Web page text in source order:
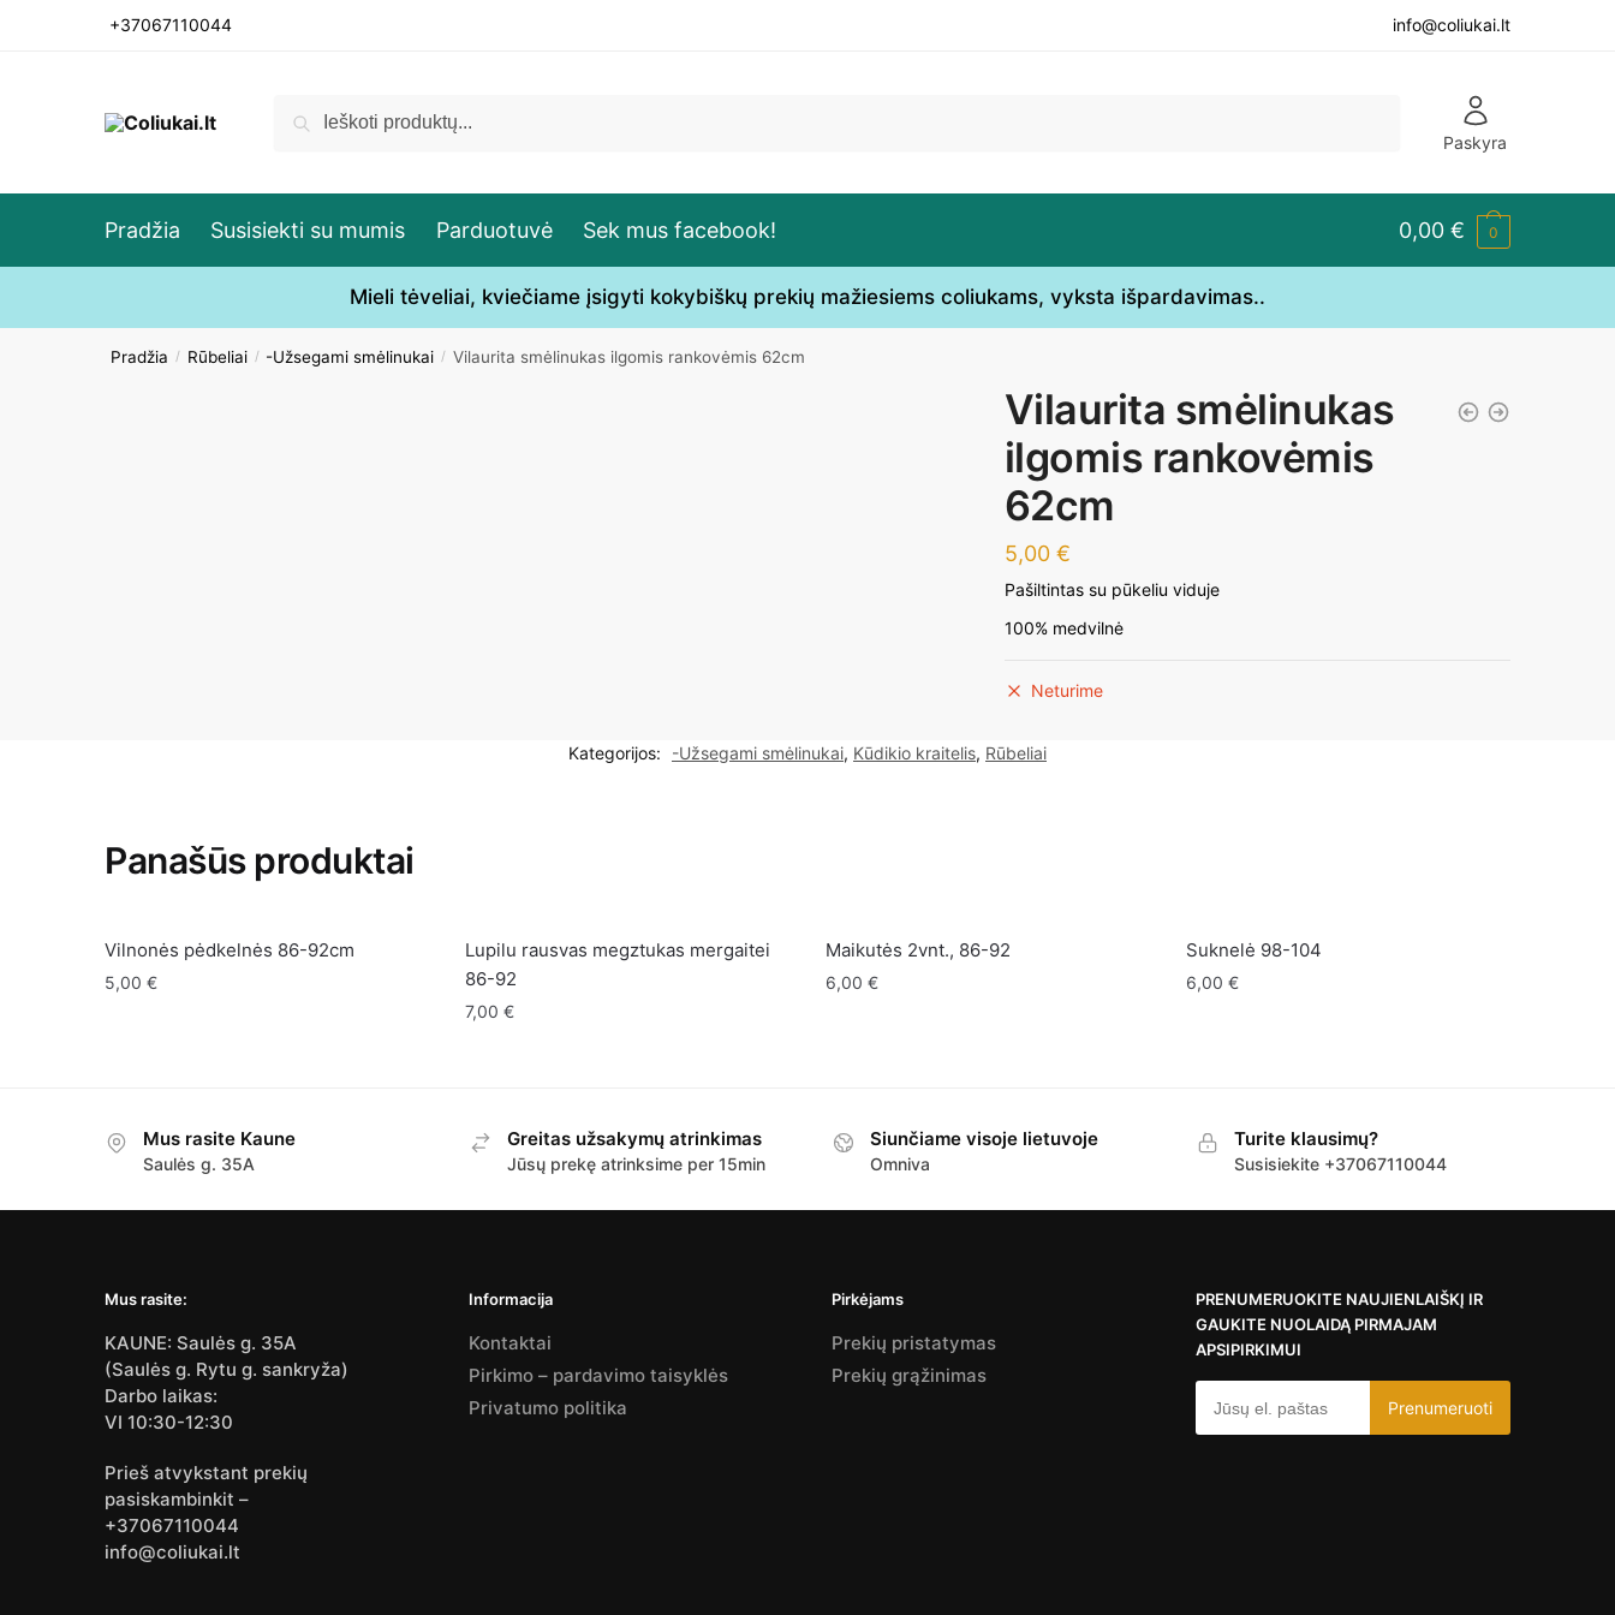
+37067110044 info@coliukai.lt
Ieškoti:
Ieškoti
Paskyra
Pradžia Susisiekti su mumis Parduotuvė Sek mus facebook! 0,00 € 0
Mieli tėveliai, kviečiame įsigyti kokybiškų prekių mažiesiems coliukams, vyksta išpardavimas..
Pradžia / Rūbeliai / -Užsegami smėlinukai / Vilaurita smėlinukas ilgomis rankovėmis 62cm
Vilaurita smėlinukas
ilgomis rankovėmis
62cm
5,00 €
Pašiltintas su pūkeliu viduje
100% medvilnė
Neturime
Kategorijos: -Užsegami smėlinukai, Kūdikio kraitelis, Rūbeliai
Panašūs produktai
Vilnonės pėdkelnės 86-92cm
5,00€
Lupilu rausvas megztukas mergaitei
86-92
7,00 €
Maikutės 2vnt., 86-92
6,00 €
Suknelė 98-104
6,00 €
Mus rasite Kaune
Saulės g. 35A
Greitas užsakymų atrinkimas
Jūsų prekę atrinksime per 15min
Siunčiame visoje lietuvoje
Omniva
Turite klausimų?
Susisiekite +37067110044
Mus rasite:
KAUNE: Saulės g. 35A
(Saulės g. Rytu g. sankryža)
Darbo laikas:
VI 10:30-12:30
Prieš atvykstant prekių
pasiskambinkit –
+37067110044
info@coliukai.lt
Informacija
Kontaktai
Pirkimo – pardavimo taisyklės
Privatumo politika
Pirkėjams
Prekių pristatymas
Prekių grąžinimas
PRENUMERUOKITE NAUJIENLAIŠKĮ IR
GAUKITE NUOLAIDĄ PIRMAJAM
APSIPIRKIMUI